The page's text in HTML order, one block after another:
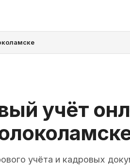
учёт
учёта и кадровых